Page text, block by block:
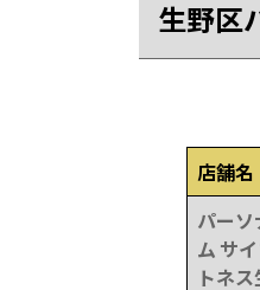
生野区
店舗名
パーソ
ム サ
トネス